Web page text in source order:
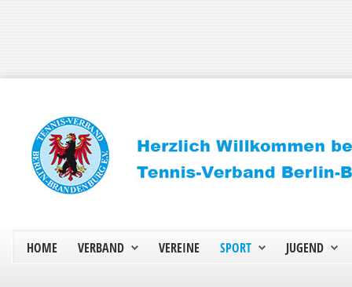
HOME VERBAND VEREINE SPORT JUGEND